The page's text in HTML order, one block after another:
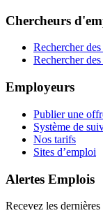
Chercheurs
Rechercher
Rechercher
Employeurs
Publier une
Système de
Nos tarifs
Sites d’emploi
Alertes Emplois
Recevez les